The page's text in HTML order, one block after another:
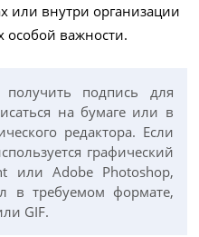
или внутри организации
важности.
получить подпись для
на бумаге или в
редактора. Если
графический
или Adobe Photoshop,
в требуемом формате,
GIF.